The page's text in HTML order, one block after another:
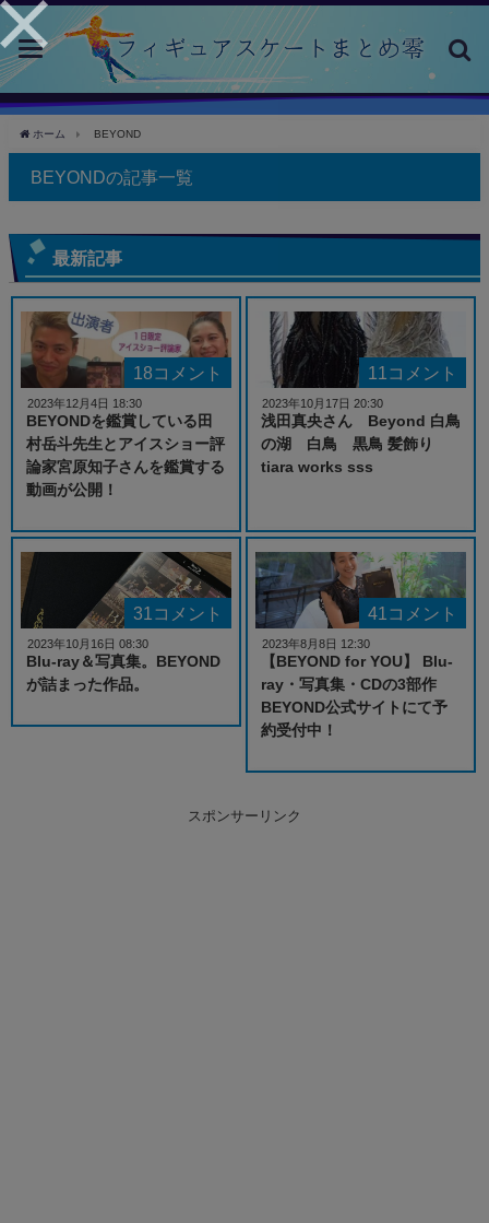
toggle
navigation
ホーム BEYOND
BEYONDの記事一覧
最新記事
18コメント
BEYONDを鑑賞している田
村岳斗先生とアイスショー評
論家宮原知子さんを鑑賞する
動画が公開！
2023年12月4日 18:30
11コメント
浅田真央さん Beyond 白鳥
の湖 白鳥 黒鳥 髪飾り
tiara works sss
2023年10月17日 20:30
31コメント
Blu-ray＆写真集。BEYOND
が詰まった作品。
2023年10月16日 08:30
41コメント
【BEYOND for YOU】 Blu-
ray・写真集・CDの3部作
BEYOND公式サイトにて予
約受付中！
2023年8月8日 12:30
スポンサーリンク